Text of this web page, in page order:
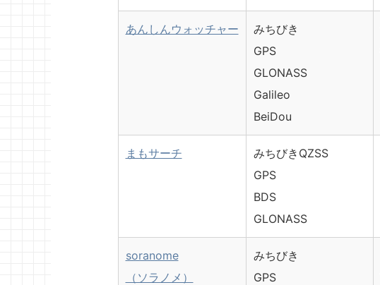
あんしんウォッチャー
みちびき
GPS
GLONASS
Galileo
BeiDou
まもサーチ
みちびきQZSS
GPS
BDS
GLONASS
soranome
（ソラノメ）
みちびき
GPS